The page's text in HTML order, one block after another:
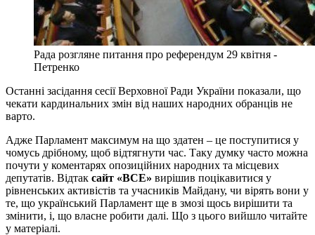
Рада розгляне питання про референдум 29 квітня -
Петренко
Останні засідання сесії Верховної Ради України показали, що
чекати кардинальних змін від наших народних обранців не
варто.
Адже Парламент максимум на що здатен – це поступитися у
чомусь дрібному, щоб відтягнути час. Таку думку часто можна
почути у коментарях опозиційних народних та місцевих
депутатів. Відтак сайт «ВСЕ» вирішив поцікавитися у
рівненських активістів та учасників Майдану, чи вірять вони у
те, що український Парламент ще в змозі щось вирішити та
змінити, і, що власне робити далі. Що з цього вийшло читайте
у матеріалі.